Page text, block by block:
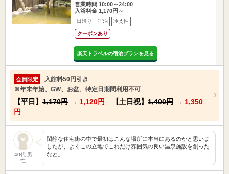
営業時間 10:00～24:00
入浴料金 1,170円～
日帰り 宿泊 冷え性
クーポンあり
楽天トラベルの宿泊プランを見る
会員限定
入館料50円引き
※年末年始、GW、お盆、特定日期間利用不可
【平日】 1,170円 → 1,120円 【土日祝】 1,400円 → 1,350
円
40代 男
性
閑静な住宅街の中で最初はこんな場所に本当にあるのかと思いま
したが、よくこの立地でこれだけ雰囲気の良い温泉施設を創った
なと。…